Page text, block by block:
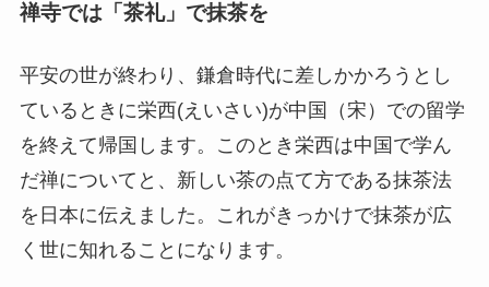
禅寺では「茶礼」で抹茶を
平安の世が終わり、鎌倉時代に差しかかろうとし
ているときに栄西(えいさい)が中国（宋）での留学
を終えて帰国します。このとき栄西は中国で学ん
だ禅についてと、新しい茶の点て方である抹茶法
を日本に伝えました。これがきっかけで抹茶が広
く世に知れることになります。